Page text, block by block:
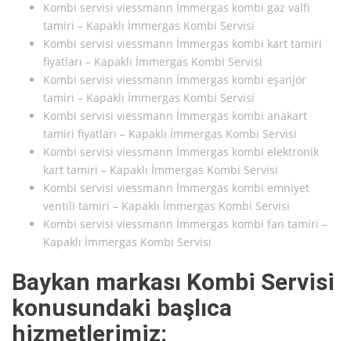
Kombi servisi viessmann İmmergas kombi gaz valfi
tamiri – Kapaklı İmmergas Kombi Servisi
Kombi servisi viessmann İmmergas kombi kart tamiri
fiyatları – Kapaklı İmmergas Kombi Servisi
Kombi servisi viessmann İmmergas kombi eşanjör
tamiri – Kapaklı İmmergas Kombi Servisi
Kombi servisi viessmann İmmergas kombi anakart
tamiri fiyatları – Kapaklı İmmergas Kombi Servisi
Kombi servisi viessmann İmmergas kombi elektronik
kart tamiri – Kapaklı İmmergas Kombi Servisi
Kombi servisi viessmann İmmergas kombi emniyet
ventili tamiri – Kapaklı İmmergas Kombi Servisi
Kombi servisi viessmann İmmergas kombi fan tamiri –
Kapaklı İmmergas Kombi Servisi
Baykan markası Kombi Servisi
konusundaki başlıca
hizmetlerimiz: